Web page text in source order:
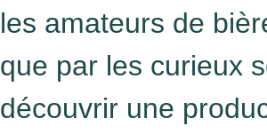
les amateurs de
que par les curieux
découvrir une